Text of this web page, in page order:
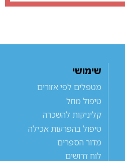
שימושי
מטפלים לפי אזורים
טיפול מוזל
קליניקות להשכרה
טיפול בהפרעות אכילה
מדור הספרים
לוח דרושים